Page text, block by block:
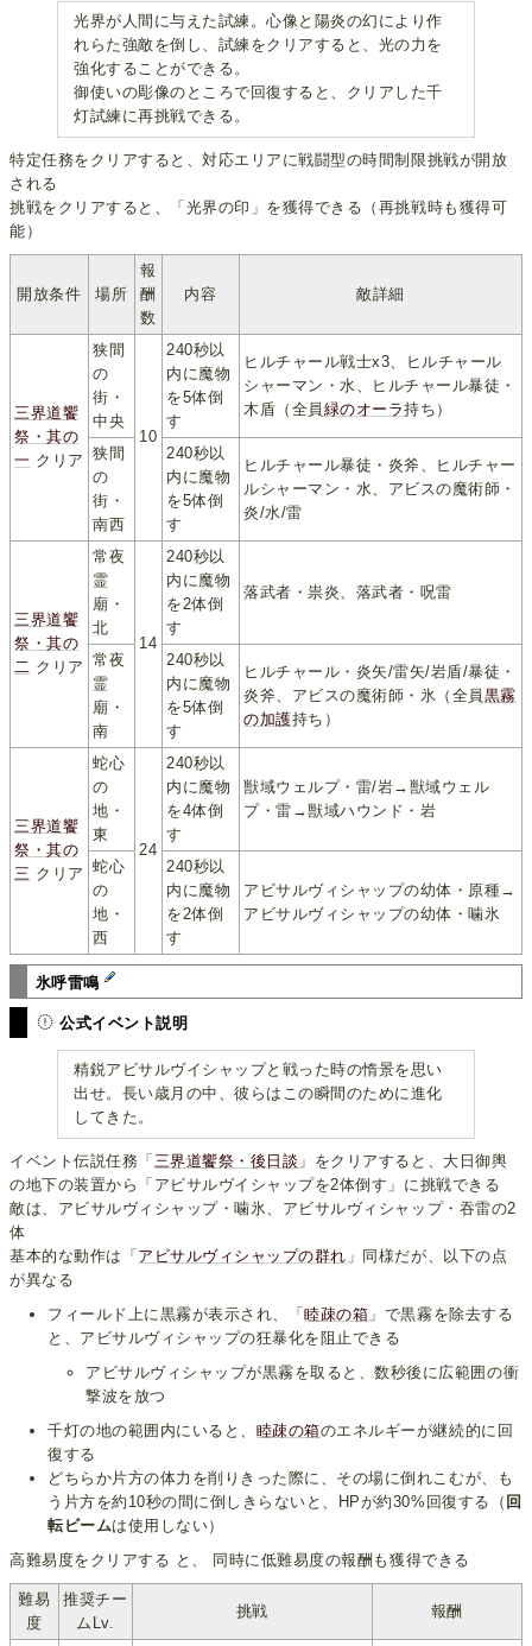
光界が人間に与えた試練。心像と陽炎の幻により作
れらた強敵を倒し、試練をクリアすると、光の力を
強化することができる。
御使いの彫像のところで回復すると、クリアした千
灯試練に再挑戦できる。
特定任務をクリアすると、対応エリアに戦闘型の時間制限挑戦が開放
される
挑戦をクリアすると、「光界の印」を獲得できる（再挑戦時も獲得可
能）
開放条件 場所
報
酬
数
内容 敵詳細
三界道饗
祭・其の
一 クリア
狭間
の
街・
中央
10
240秒以
内に魔物
を5体倒
す
ヒルチャール戦士x3、ヒルチャール
シャーマン・水、ヒルチャール暴徒・
木盾（全員 緑のオーラ持ち）
狭間
の
街・
南西
240秒以
内に魔物
を5体倒
す
ヒルチャール暴徒・炎斧、ヒルチャー
ルシャーマン・水、アビスの魔術師・
炎/水/雷
三界道饗
祭・其の
二 クリア
常夜
霊
廟・
北
14
240秒以
内に魔物
を2体倒
す
落武者・祟炎、落武者・呪雷
常夜
霊
廟・
南
240秒以
内に魔物
を5体倒
す
ヒルチャール・炎矢/雷矢/岩盾/暴徒・
炎斧、アビスの魔術師・氷（全員 黒霧
の加護持ち）
三界道饗
祭・其の
三 クリア
蛇心
の
地・
東
24
240秒以
内に魔物
を4体倒
す
獣域ウェルプ・雷/岩→獣域ウェル
プ・雷→獣域ハウンド・岩
蛇心
の
地・
西
240秒以
内に魔物
を2体倒
す
アビサルヴィシャップの幼体・原種→
アビサルヴィシャップの幼体・噛氷
氷呼雷鳴
公式イベント説明
精鋭アビサルヴイシャップと戦った時の惰景を思い
出せ。長い歳月の中、彼らはこの瞬間のために進化
してきた。
イベント伝説任務「 三界道饗祭・後日談 」をクリアすると、大日御輿
の地下の装置から「アビサルヴイシャップを2体倒す」に挑戦できる
敵は、アビサルヴィシャップ・噛氷、アビサルヴィシャップ・吞雷の2
体
基本的な動作は「アビサルヴィシャップの群れ 」同様だが、以下の点
が異なる
フィールド上に黒霧が表示され、「睦疎の箱 」で黒霧を除去する
と、アビサルヴィシャップの狂暴化を阻止できる
アビサルヴィシャップが黒霧を取ると、数秒後に広範囲の衝
撃波を放つ
千灯の地の範囲内にいると、 睦疎の箱のエネルギーが継続的に回
復する
どちらか片方の体力を削りきった際に、その場に倒れこむが、も
う片方を約10秒の間に倒しきらないと、HPが約30%回復する（ 回
転ビームは使用しない）
高難易度をクリアする と、 同時に低難易度の報酬も獲得できる
難易
度
推奨チー
ムLv.
挑戦 報酬